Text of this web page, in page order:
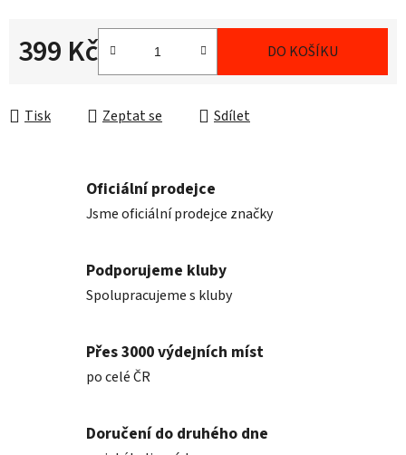
399 Kč DO KOŠÍKU
Tisk Zeptat se Sdílet
Oficiální prodejce
Jsme oficiální prodejce značky
Podporujeme kluby
Spolupracujeme s kluby
Přes 3000 výdejních míst
po celé ČR
Doručení do druhého dne